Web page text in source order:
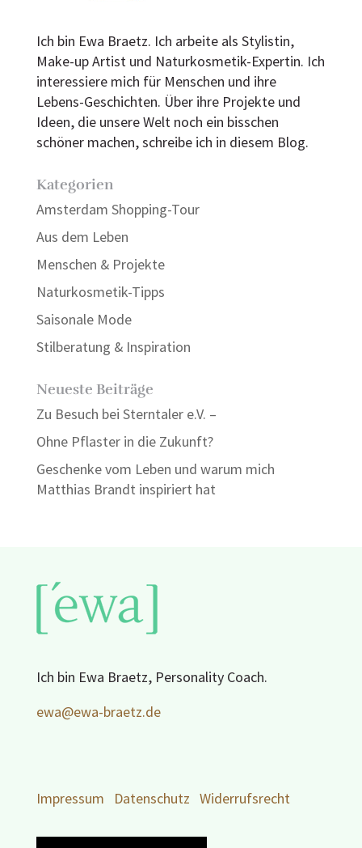
Ich bin Ewa Braetz. Ich arbeite als Stylistin,
Make-up Artist und Naturkosmetik-Expertin. Ich
interessiere mich für Menschen und ihre
Lebens-Geschichten. Über ihre Projekte und
Ideen, die unsere Welt noch ein bisschen
schöner machen, schreibe ich in diesem Blog.
Kategorien
Amsterdam Shopping-Tour
Aus dem Leben
Menschen & Projekte
Naturkosmetik-Tipps
Saisonale Mode
Stilberatung & Inspiration
Neueste Beiträge
Zu Besuch bei Sterntaler e.V. –
Ohne Pflaster in die Zukunft?
Geschenke vom Leben und warum mich
Matthias Brandt inspiriert hat
Ich bin Ewa Braetz, Personality Coach.
ewa@ewa-braetz.de
Impressum Datenschutz Widerrufsrecht